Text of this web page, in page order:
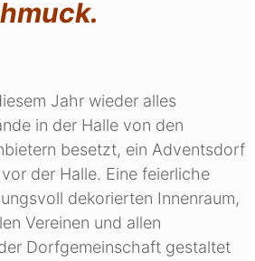
Jahr wieder alles
in der Halle von den
besetzt, ein Adventsdorf
der Halle. Eine feierliche
dekorierten Innenraum,
Vereinen und allen
Dorfgemeinschaft gestaltet